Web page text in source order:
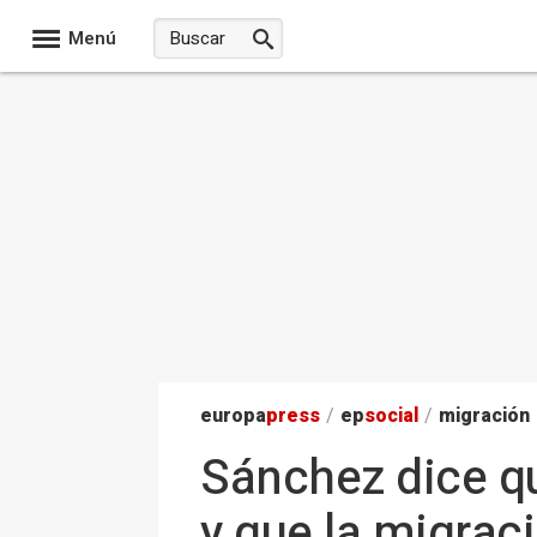
Menú
europapress / epsocial / migración
Sánchez dice